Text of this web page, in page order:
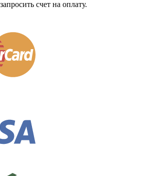
счет на оплату.